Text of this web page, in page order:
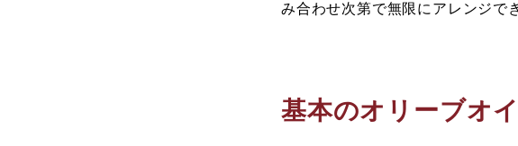
み合わせ次第で無限にアレンジで
基本のオリーブオ